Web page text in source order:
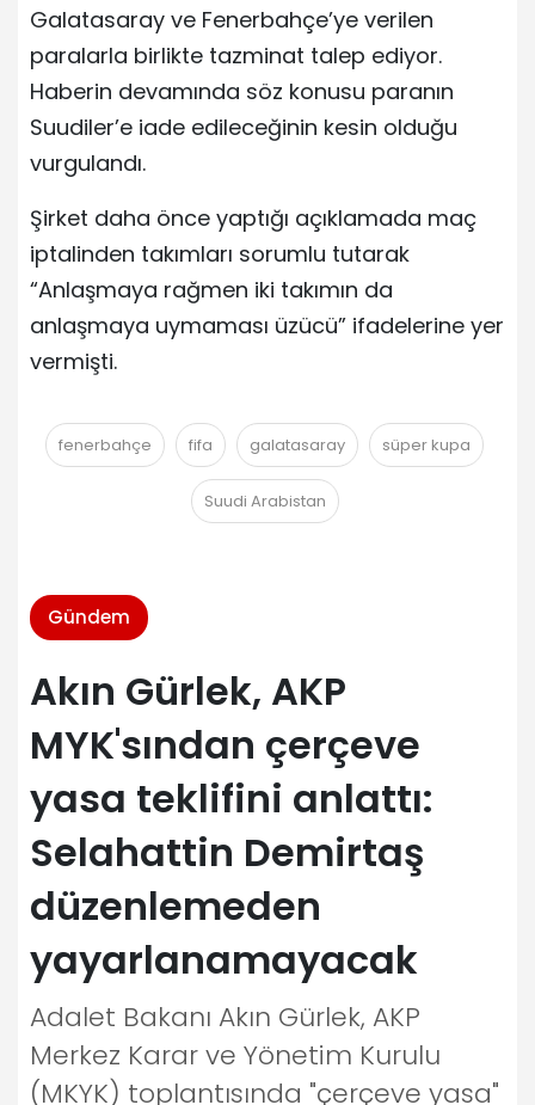
Galatasaray ve Fenerbahçe’ye verilen
paralarla birlikte tazminat talep ediyor.
Haberin devamında söz konusu paranın
Suudiler’e iade edileceğinin kesin olduğu
vurgulandı.
Şirket daha önce yaptığı açıklamada maç
iptalinden takımları sorumlu tutarak
“Anlaşmaya rağmen iki takımın da
anlaşmaya uymaması üzücü” ifadelerine yer
vermişti.
fenerbahçe fifa galatasaray süper kupa
Suudi Arabistan
Gündem
Akın Gürlek, AKP
MYK'sından çerçeve
yasa teklifini anlattı:
Selahattin Demirtaş
düzenlemeden
yayarlanamayacak
Adalet Bakanı Akın Gürlek, AKP
Merkez Karar ve Yönetim Kurulu
(MKYK) toplantısında "çerçeve yasa"